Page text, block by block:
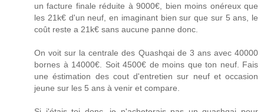
un facture finale réduite à 9000€, bien moins onéreux que
les 21k€ d'un neuf, en imaginant bien sur que sur 5 ans, le
coût reste a 21k€ sans aucune panne donc.
On voit sur la centrale des Quashqai de 3 ans avec 40000
bornes à 14000€. Soit 4500€ de moins que ton neuf. Fais
une éstimation des cout d'entretien sur neuf et occasion
jeune sur les 5 ans à venir et compare.